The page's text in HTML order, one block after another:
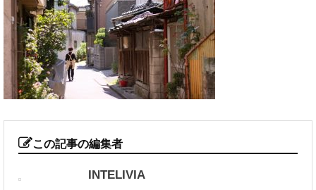
この記事の編集者
INTELIVIA